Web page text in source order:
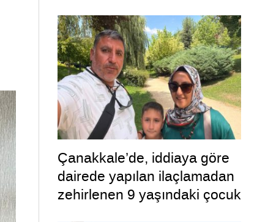
Çanakkale’de, iddiaya göre
dairede yapılan ilaçlamadan
zehirlenen 9 yaşındaki çocuk